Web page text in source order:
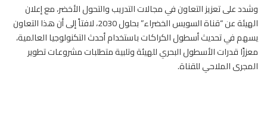
وشدد على تعزيز التعاون في مجالات التدريب والتحول الأخضر، مع إعلان
الهيئة عن “قناة السويس الخضراء” بحلول 2030، لافتاً إلى أن هذا التعاون
يسهم في تحديث أسطول الكراكات باستخدام أحدث التكنولوجيا العالمية،
معززًا قدرات الأسطول البحري للهيئة وتلبية متطلبات مشروعات تطوير
المجرى الملاحي للقناة.